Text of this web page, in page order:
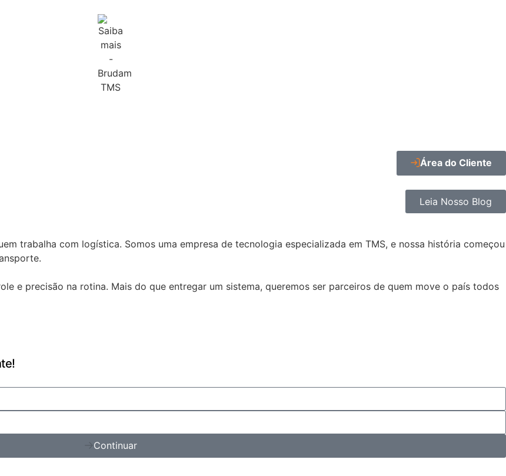
Área do Cliente
Leia Nosso Blog
trabalha com logística. Somos uma empresa de tecnologia especializada em TMS, e nossa história começou
e precisão na rotina. Mais do que entregar um sistema, queremos ser parceiros de quem move o país todos
Continuar